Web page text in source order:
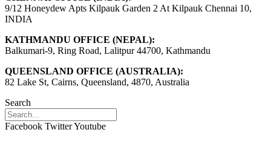
9/12 Honeydew Apts Kilpauk Garden 2 At Kilpauk Chennai 10,
INDIA
KATHMANDU OFFICE (NEPAL):
Balkumari-9, Ring Road, Lalitpur 44700, Kathmandu
QUEENSLAND OFFICE (AUSTRALIA):
82 Lake St, Cairns, Queensland, 4870, Australia
Search
Facebook TwitterYoutube